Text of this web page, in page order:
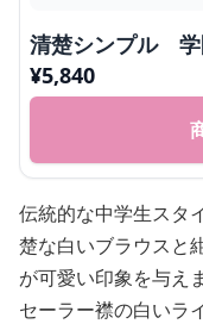
清楚シンプル 学
¥5,840
伝統的な中学生スタ
楚な白いブラウスと
が可愛い印象を与え
セーラー襟の白いラ